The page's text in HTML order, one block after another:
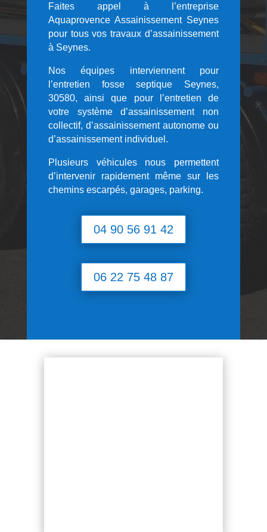
Faites appel à l’entreprise
Aquaprovence Assainissement Seynes
pour tous vos travaux d’assainissement
à Seynes.
Nos équipes interviennent pour
l’entretien fosse septique Seynes,
30580, ainsi que pour l’entretien de
votre système d’assainissement non
collectif, d’assainissement autonome ou
d’assainissement individuel.
Plusieurs véhicules nous permettent
d’intervenir rapidement même sur les
chemins escarpés, garages, parking.
04 90 56 91 42
06 22 75 48 87